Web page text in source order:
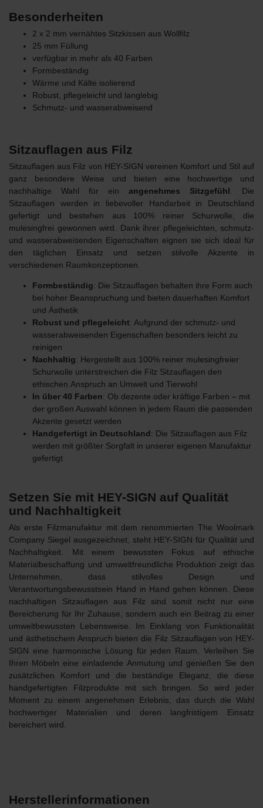
Besonderheiten
2 x 2 mm vernähtes Sitzkissen aus Wollfilz
25 mm Füllung
verfügbar in mehr als 40 Farben
Formbeständig
Wärme und Kälte isolierend
Robust, pflegeleicht und langlebig
Schmutz- und wasserabweisend
Sitzauflagen aus Filz
Sitzauflagen aus Filz von HEY-SIGN vereinen Komfort und Stil auf
ganz besondere Weise und bieten eine hochwertige und
nachhaltige Wahl für ein angenehmes Sitzgefühl . Die
Sitzauflagen werden in liebevoller Handarbeit in Deutschland
gefertigt und bestehen aus 100% reiner Schurwolle , die
mulesingfrei gewonnen wird. Dank ihrer pflegeleichten, schmutz-
und wasserabweisenden Eigenschaften eignen sie sich ideal für
den täglichen Einsatz und setzen stilvolle Akzente in
verschiedenen Raumkonzeptionen.
Formbeständig: Die Sitzauflagen behalten ihre Form auch
bei hoher Beanspruchung und bieten dauerhaften Komfort
und Ästhetik
Robust und pflegeleicht: Aufgrund der schmutz- und
wasserabweisenden Eigenschaften besonders leicht zu
reinigen
Nachhaltig: Hergestellt aus 100% reiner mulesingfreier
Schurwolle unterstreichen die Filz Sitzauflagen den
ethischen Anspruch an Umwelt und Tierwohl
In über 40 Farben: Ob dezente oder kräftige Farben – mit
der großen Auswahl können in jedem Raum die passenden
Akzente gesetzt werden
Handgefertigt in Deutschland: Die Sitzauflagen aus Filz
werden mit größter Sorgfalt in unserer eigenen Manufaktur
gefertigt
Setzen Sie mit HEY-SIGN auf Qualität
und Nachhaltigkeit
Als erste Filzmanufaktur mit dem renommiertenThe Woolmark
Company Siegel ausgezeichnet, steht HEY-SIGN für Qualität und
Nachhaltigkeit . Mit einem bewussten Fokus auf ethische
Materialbeschaffung und umweltfreundliche Produktion zeigt das
Unternehmen, dass stilvolles Design und
Verantwortungsbewusstsein Hand in Hand gehen können. Diese
nachhaltigen Sitzauflagen aus Filz sind somit nicht nur eine
Bereicherung für Ihr Zuhause, sondern auch ein Beitrag zu einer
umweltbewussten Lebensweise. Im Einklang von Funktionalität
und ästhetischem Anspruch bieten die Filz Sitzauflagen von HEY-
SIGN eine harmonische Lösung für jeden Raum. Verleihen Sie
Ihren Möbeln eine einladende Anmutung und genießen Sie den
zusätzlichen Komfort und die beständige Eleganz, die diese
handgefertigten Filzprodukte mit sich bringen. So wird jeder
Moment zu einem angenehmen Erlebnis, das durch die Wahl
hochwertiger Materialien und deren langfristigem Einsatz
bereichert wird.
Herstellerinformationen